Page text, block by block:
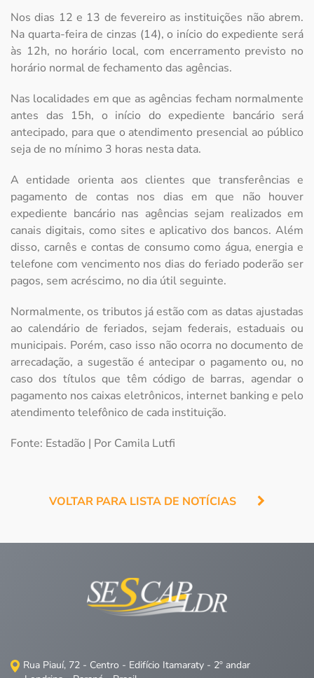
Nos dias 12 e 13 de fevereiro as instituições não abrem.
Na quarta-feira de cinzas (14), o início do expediente será
às 12h, no horário local, com encerramento previsto no
horário normal de fechamento das agências.
Nas localidades em que as agências fecham normalmente
antes das 15h, o início do expediente bancário será
antecipado, para que o atendimento presencial ao público
seja de no mínimo 3 horas nesta data.
A entidade orienta aos clientes que transferências e
pagamento de contas nos dias em que não houver
expediente bancário nas agências sejam realizados em
canais digitais, como sites e aplicativo dos bancos. Além
disso, carnês e contas de consumo como água, energia e
telefone com vencimento nos dias do feriado poderão ser
pagos, sem acréscimo, no dia útil seguinte.
Normalmente, os tributos já estão com as datas ajustadas
ao calendário de feriados, sejam federais, estaduais ou
municipais. Porém, caso isso não ocorra no documento de
arrecadação, a sugestão é antecipar o pagamento ou, no
caso dos títulos que têm código de barras, agendar o
pagamento nos caixas eletrônicos, internet banking e pelo
atendimento telefônico de cada instituição.
Fonte: Estadão | Por Camila Lutfi
VOLTAR PARA LISTA DE NOTÍCIAS
Rua Piauí, 72 - Centro - Edifício Itamaraty - 2º andar